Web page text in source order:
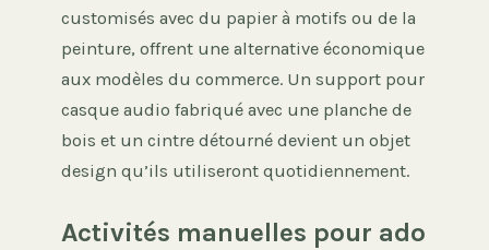
customisés avec du papier à motifs ou de la
peinture, offrent une alternative économique
aux modèles du commerce. Un support pour
casque audio fabriqué avec une planche de
bois et un cintre détourné devient un objet
design qu’ils utiliseront quotidiennement.
Activités manuelles pour ado